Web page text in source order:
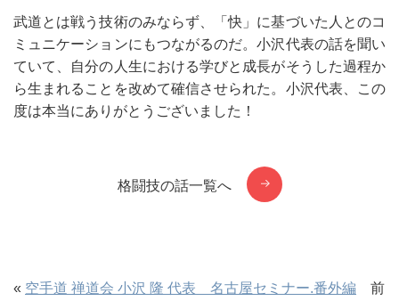
武道とは戦う技術のみならず、「快」に基づいた人とのコ
ミュニケーションにもつながるのだ。小沢代表の話を聞い
ていて、自分の人生における学びと成長がそうした過程か
ら生まれることを改めて確信させられた。小沢代表、この
度は本当にありがとうございました！
格闘技の話一覧へ
« 空手道 禅道会 小沢 隆 代表 名古屋セミナー.番外編 前